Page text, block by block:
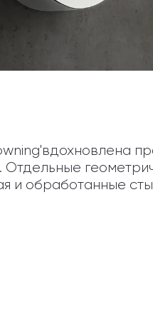
Отдельные
и обработанные